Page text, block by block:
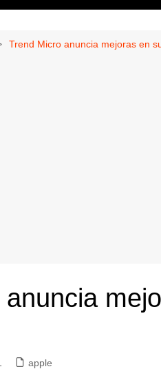
Trend Micro anuncia mejoras en
apple